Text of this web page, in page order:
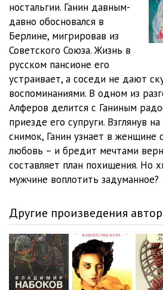
Машенька 12
Машенька 13
Машенька 14
Машенька 15
Машенька 16
Машенька 17
Машенька 18
Машенька 19
Машенька 20
Машенька 21
Машенька 22
Машенька 23
ностальгии. Ганин давным-
давно обосновался в
Берлине, мигрировав из
Советского Союза. Жизнь в
русском пансионе его
устраивает, а соседи не дают
воспоминаниями. В одном из
Алферов делится с Ганиным
приезде его супруги. Взглянув
снимок, Ганин узнает в
любовь – и бредит мечтами
составляет план похищения. Но
мужчине воплотить задуманное?
Другие произведения